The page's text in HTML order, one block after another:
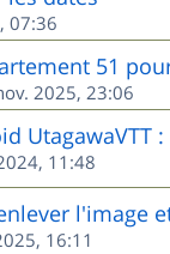
07:36
51
2025, 23:06
UtagawaVTT
11:48
l'image
16:11